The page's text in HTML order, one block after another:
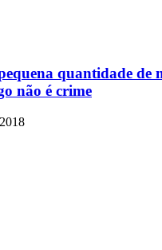
quantidade de
não é crime